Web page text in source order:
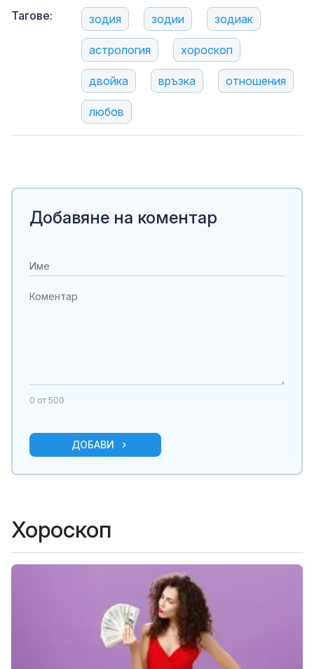
Тагове: зодия зодии зодиак
астрология хороскоп
двойка връзка отношения
любов
Добавяне на коментар
0 от 500
ДОБАВИ
Хороскоп